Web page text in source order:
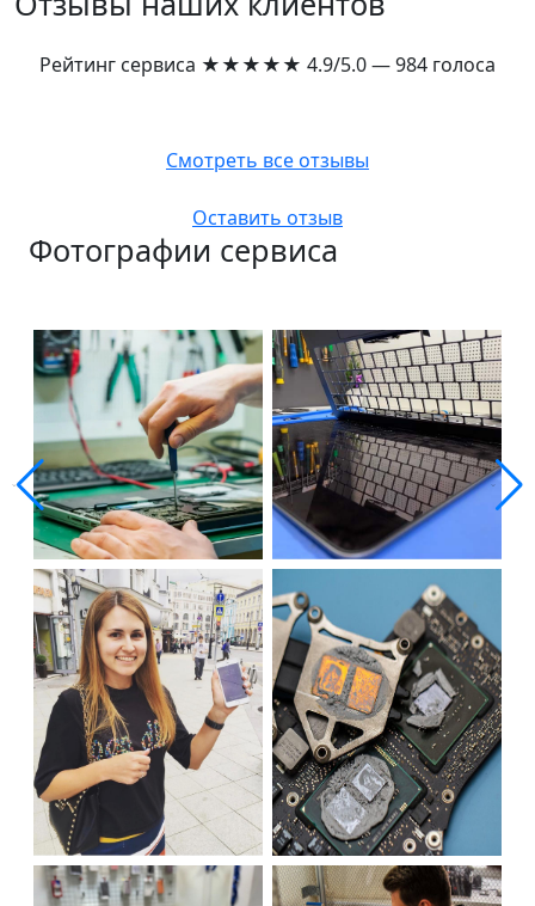
Рейтинг сервиса ★★★★★ 4.9/5.0 — 984 голоса
Смотреть все отзывы
Оставить отзыв
Фотографии сервиса